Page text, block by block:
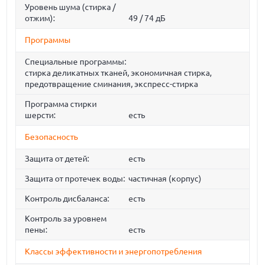
Уровень шума (стирка /
отжим):
49 / 74 дБ
Программы
Специальные программы:
стирка деликатных тканей, экономичная стирка,
предотвращение сминания, экспресс-стирка
Программа стирки
шерсти:
есть
Безопасность
Защита от детей: есть
Защита от протечек воды: частичная (корпус)
Контроль дисбаланса: есть
Контроль за уровнем
пены:
есть
Классы эффективности и энергопотребления